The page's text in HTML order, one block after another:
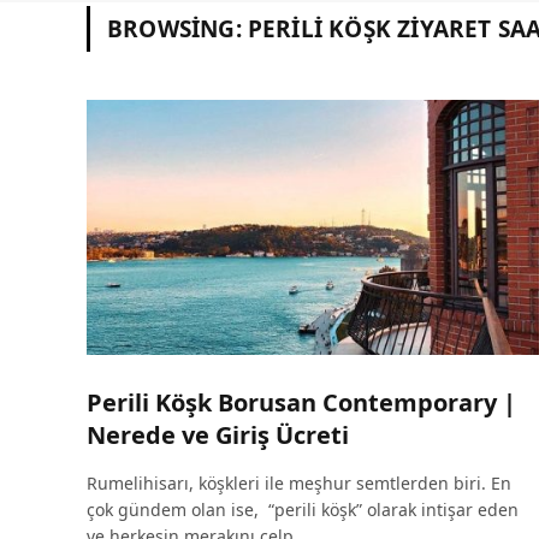
BROWSING: PERILI KÖŞK ZIYARET
Perili Köşk Borusan Contemporary |
Nerede ve Giriş Ücreti
Rumelihisarı, köşkleri ile meşhur semtlerden biri. En
çok gündem olan ise, “perili köşk” olarak intişar eden